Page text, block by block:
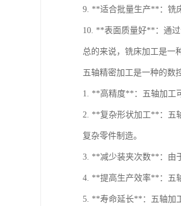
9. **适合批量生产**：铣
10. **表面质量好**：通
总的来说，铣床加工是一
五轴精密加工是一种的数
1. **高精度**：五轴加工
2. **复杂形状加工**：五
复杂零件制造。
3. **减少装夹次数**：由
4. **提高生产效率**：五
5. **寿命延长**：五轴加